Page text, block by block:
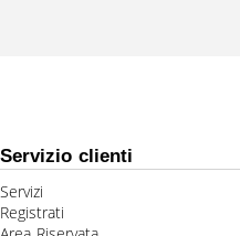
Servizio clienti
Servizi
Registrati